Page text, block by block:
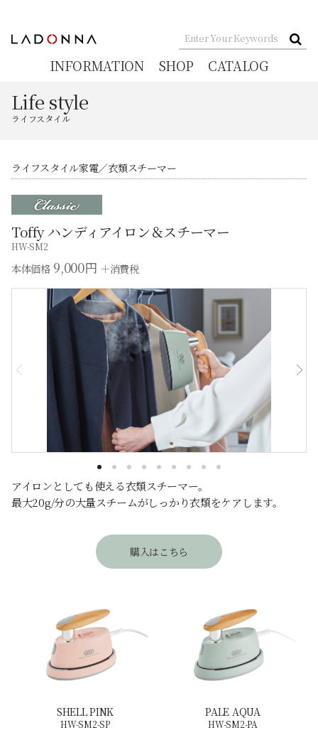
Life style
ライフスタイル
ライフスタイル家電 衣類スチーマー
Toffy ハンディアイロン＆スチーマー
HW-SM2
本体価格9,000円 ＋消費税
アイロンとしても使える衣類スチーマー。
最大20g/分の大量スチームがしっかり衣類をケアします。
購入はこちら
SHELL PINK
HW-SM2-SP
PALE AQUA
HW-SM2-PA
INFORMATION SHOP CATALOG